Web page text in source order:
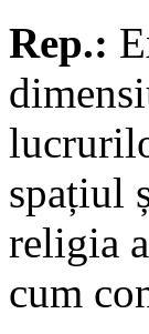
Rep.:
spațiul
religia
cum